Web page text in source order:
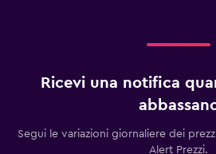
Ricevi una notifica
Segui le variazioni giornaliere dei
Alert Prezzi.